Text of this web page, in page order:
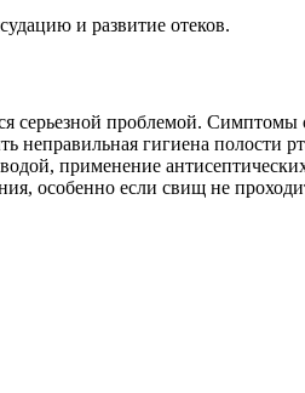
и развитие отеков.
серьезной проблемой.
неправильная гигиена полости
применение
особенно если свищ не